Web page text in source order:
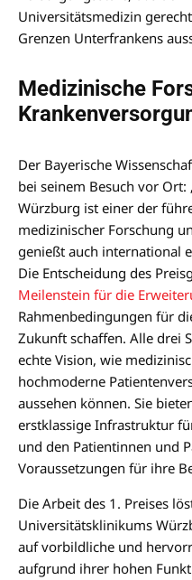
Universitätsmedizin
Grenzen Unterfrankens
Medizinische
Der Bayerische
bei seinem Besuch vor
Würzburg ist einer der
medizinischer Forschung
genießt auch international
Die Entscheidung des
Meilenstein für die
Rahmenbedingungen für
Zukunft schaffen. Alle drei
echte Vision, wie
hochmoderne
aussehen können. Sie
erstklassige Infrastruktur
und den Patientinnen und
Voraussetzungen für ihre
Die Arbeit des 1. Preises
Universitätsklinikums
auf vorbildliche und
aufgrund ihrer hohen